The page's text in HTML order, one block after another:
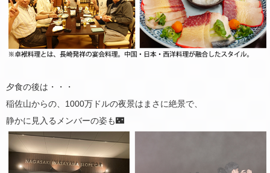
夕食の後は・・・
稲佐山からの、1000万ドルの夜景はまさに絶景で、
静かに見入るメンバーの姿も🌃